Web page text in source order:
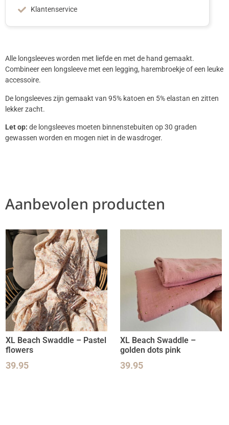
Klantenservice
Alle longsleeves worden met liefde en met de hand gemaakt.
Combineer een longsleeve met een legging, harembroekje of een leuke
accessoire.
De longsleeves zijn gemaakt van 95% katoen en 5% elastan en zitten
lekker zacht.
Let op: de longsleeves moeten binnenstebuiten op 30 graden
gewassen worden en mogen niet in de wasdroger.
Aanbevolen producten
XL Beach Swaddle – Pastel
flowers
39.95
XL Beach Swaddle –
golden dots pink
39.95